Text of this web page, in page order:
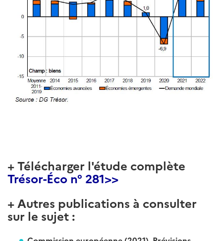
+ Télécharger l'étude complète
Trésor-Éco n° 281>>
+ Autres publications à consulter
sur le sujet :